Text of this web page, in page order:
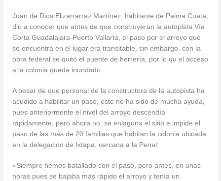
Juan de Dios Elizarrarraz Martínez, habitante de Palma Cuata,
dio a conocer que antes de que construyeran la autopista Vía
Corta Guadalajara-Puerto Vallarta, el paso por el arroyo que
se encuentra en el lugar era transitable, sin embargo, con la
obra federal se quitó el puente de herrería, por lo qu el acceso
a la colonia queda inundado.
A pesar de que personal de la constructora de la autopista ha
acudido a habilitar un paso, este no ha sido de mucha ayuda,
pues anteriormente el nivel del arroyo descendía
rápidamente, pero ahora no, se enlaguna el sitio e impide el
paso de las más de 20 familias que habitan la colonia ubicada
en la delegación de Ixtapa, cercana a la Penal.
«Siempre hemos batallado con el paso, pero antes, en unas
horas pues se bajaba más rápido el arroyo y tenía un